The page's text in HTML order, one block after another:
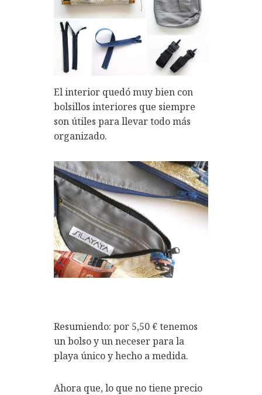
El interior quedó muy bien con
bolsillos interiores que siempre
son útiles para llevar todo más
organizado.
Resumiendo: por 5,50 € tenemos
un bolso y un neceser para la
playa único y hecho a medida.
Ahora que, lo que no tiene precio